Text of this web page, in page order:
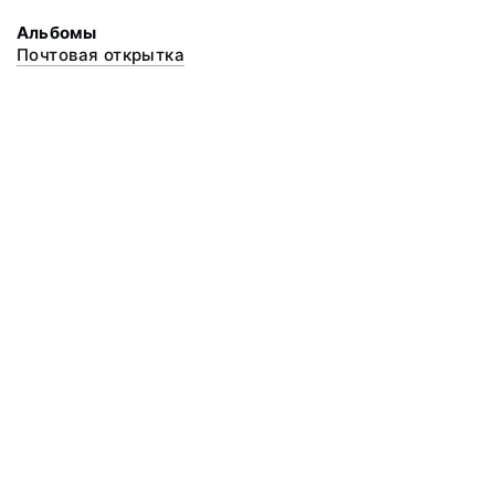
Альбомы
Почтовая открытка